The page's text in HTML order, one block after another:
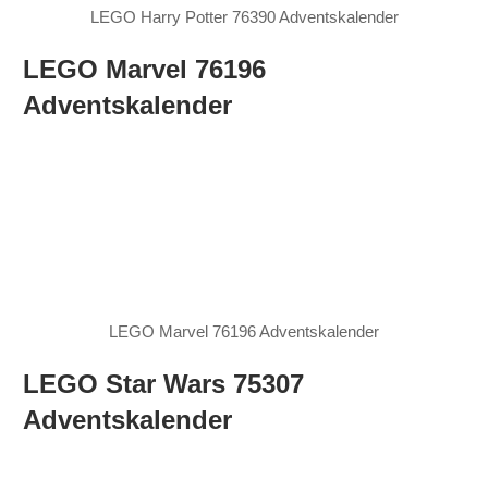
LEGO Harry Potter 76390 Adventskalender
LEGO Marvel 76196
Adventskalender
LEGO Marvel 76196 Adventskalender
LEGO Star Wars 75307
Adventskalender